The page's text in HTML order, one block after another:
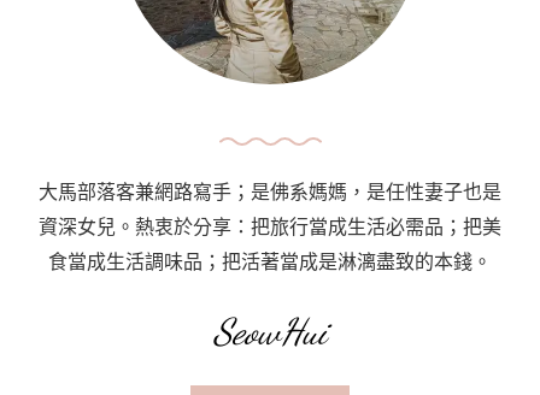
大馬部落客兼網路寫手；是佛系媽媽，是任性妻子也是
資深女兒。熱衷於分享：把旅行當成生活必需品；把美
食當成生活調味品；把活著當成是淋漓盡致的本錢。
SeowHui